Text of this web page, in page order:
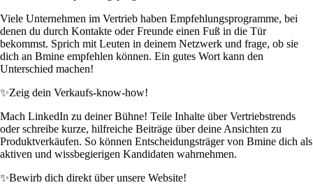
Viele Unternehmen im Vertrieb haben Empfehlungsprogramme, bei
denen du durch Kontakte oder Freunde einen Fuß in die Tür
bekommst. Sprich mit Leuten in deinem Netzwerk und frage, ob sie
dich an Bmine empfehlen können. Ein gutes Wort kann den
Unterschied machen!
✨Zeig dein Verkaufs-know-how!
Mach LinkedIn zu deiner Bühne! Teile Inhalte über Vertriebstrends
oder schreibe kurze, hilfreiche Beiträge über deine Ansichten zu
Produktverkäufen. So können Entscheidungsträger von Bmine dich als
aktiven und wissbegierigen Kandidaten wahrnehmen.
✨Bewirb dich direkt über unsere Website!